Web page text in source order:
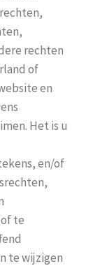
rechten
of
en
Het is u
en/of
te
te wijzigen